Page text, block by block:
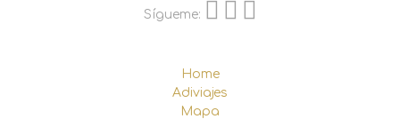
Sígueme:
Home
Adiviajes
Mapa